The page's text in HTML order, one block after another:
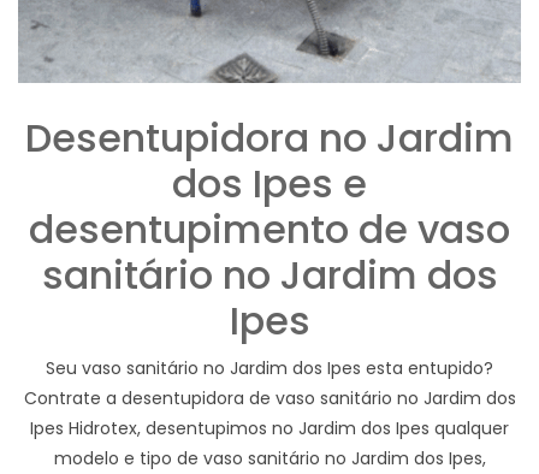
Desentupidora no Jardim
dos Ipes e
desentupimento de vaso
sanitário no Jardim dos
Ipes
Seu vaso sanitário no Jardim dos Ipes esta entupido?
Contrate a desentupidora de vaso sanitário no Jardim dos
Ipes Hidrotex, desentupimos no Jardim dos Ipes qualquer
modelo e tipo de vaso sanitário no Jardim dos Ipes,